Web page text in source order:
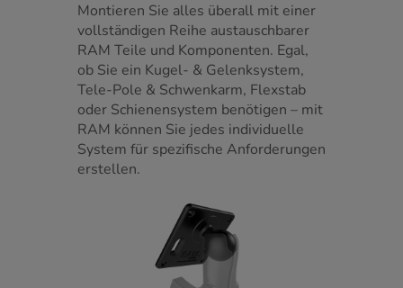
Montieren Sie alles überall mit einer
vollständigen Reihe austauschbarer
RAM Teile und Komponenten. Egal,
ob Sie ein Kugel- & Gelenksystem,
Tele-Pole & Schwenkarm, Flexstab
oder Schienensystem benötigen – mit
RAM können Sie jedes individuelle
System für spezifische Anforderungen
erstellen.